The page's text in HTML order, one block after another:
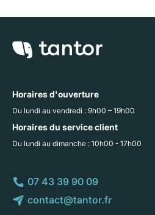
Horaires d'ouverture
Du lundi au vendredi : 9h00 – 19h00
Horaires du service client
Du lundi au dimanche : 10h00 - 17h00
07 43 39 90 09
contact@tantor.fr